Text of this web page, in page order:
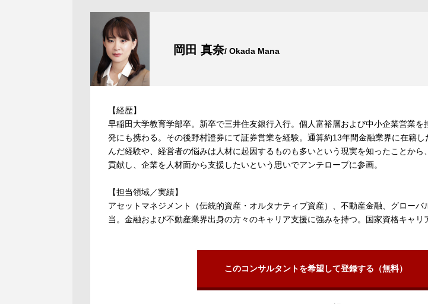
岡田 真奈/ Okada Mana
【経歴】
早稲田大学教育学部卒。新卒で三井住友銀行入行。個人富裕層および中小企業営業を
発にも携わる。その後野村證券にて証券営業を経験。通算約13年間金融業界に在籍
んだ経験や、経営者の悩みは人材に起因するものも多いという現実を知ったことから
貢献し、企業を人材面から支援したいという思いでアンテロープに参画。
【担当領域／実績】
アセットマネジメント（伝統的資産・オルタナティブ資産）、不動産金融、グローバ
当。金融および不動産業界出身の方々のキャリア支援に強みを持つ。国家資格キャリ
このコンサルタントを希望して登録する（無料）